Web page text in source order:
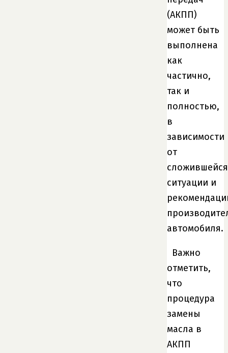
(АКПП)
может быть
выполнена
как
частично,
так и
полностью,
в
зависимости
от
сложившейся
ситуации и
автомобиля.
Важно
отметить,
что
процедура
замены
масла в
АКПП